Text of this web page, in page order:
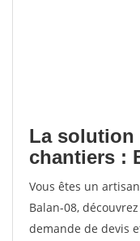
La solution
chantiers :
Vous êtes un
Balan-08,
demande de devis